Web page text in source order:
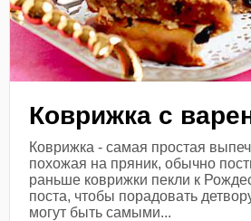
Коврижка с
Коврижка - самая простая
похожая на пряник, обычно
раньше коврижки пекли к
поста, чтобы порадовать
могут быть самыми...